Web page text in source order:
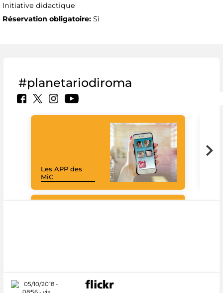
Initiative didactique
Réservation obligatoire: Sì
#planetariodiroma
Les APP des
MiC